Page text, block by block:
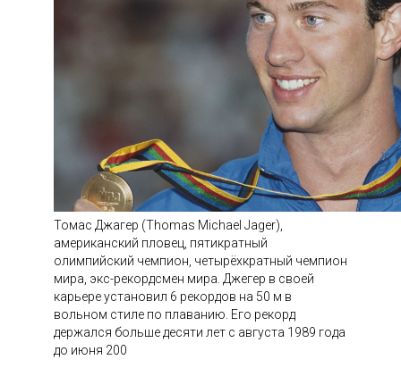
Томас Джагер (Thomas Michael Jager),
американский пловец, пятикратный
олимпийский чемпион, четырёхкратный чемпион
мира, экс-рекордсмен мира. Джегер в своей
карьере установил 6 рекордов на 50 м в
вольном стиле по плаванию. Его рекорд
держался больше десяти лет с августа 1989 года
до июня 200